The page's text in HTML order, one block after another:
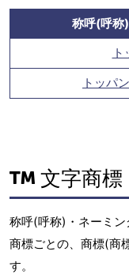
称呼(呼称
トッパ
文字商標
称呼(呼称)・ネーミ
商標ごとの、商標(商
す。